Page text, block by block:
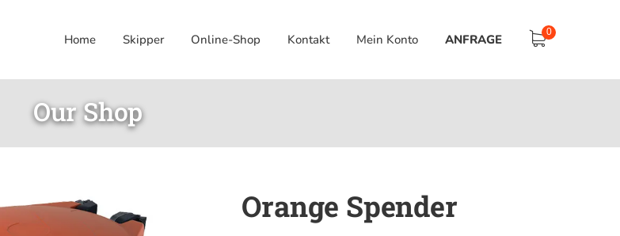
0
Home Skipper Online-Shop Kontakt Mein Konto ANFRAGE
Our Shop
Orange Spender